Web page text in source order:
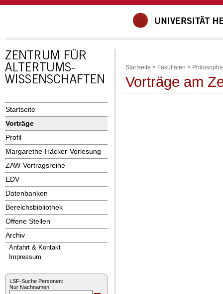
Startseite
Vorträge
Profil
Margarethe-Häcker-Vorlesung
ZAW-Vortragsreihe
EDV
Datenbanken
Bereichsbibliothek
Offene Stellen
Archiv
Anfahrt & Kontakt
Impressum
LSF-Suche Personen:
Nur Nachnamen
Startseite > Fakultäten >
Vorträge am